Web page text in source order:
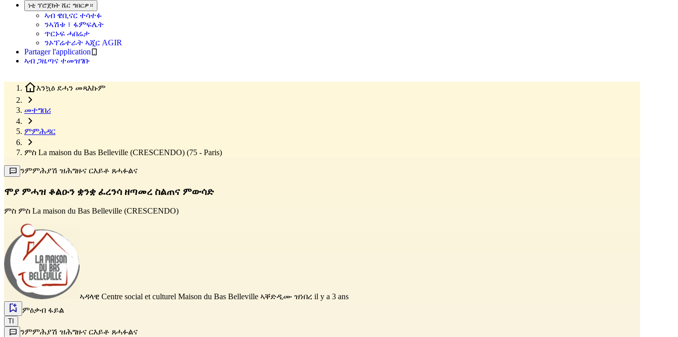
ነቲ ፕሮጀክት ሼር ግበርዎ።
ኣብ ዌቢናር ተሳተፉ
ንኣሽቱ ፣ ፋምፍሌት
ጥርኑፍ ሓበሬታ
ንኦፕሬተራት ኣጂር AGIR
Partager l'application
ኣብ ጋዜጣና ተመዝገቡ
እንኳዕ ደሓን መጻእኩም
መተግበሪ
ምምሕዳር
ምስ La maison du Bas Belleville (CRESCENDO) (75 - Paris)
ንምምሕያሽ ዝሕግዙና ርእይቶ ጸሓፉልና
ሞያ ምሓዝ ቆልዑን ቋንቋ ፈረንሳ ዘጣመረ ስልጠና ምውሳድ
ምስ ምስ La maison du Bas Belleville (CRESCENDO)
ኣዳላዊ Centre social et culturel Maison du Bas Belleville ኣቐድዲሙ ዝነበረ il y a 3 ans
ምዕቃብ ፋይል
TI
ንምምሕያሽ ዝሕግዙና ርእይቶ ጸሓፉልና